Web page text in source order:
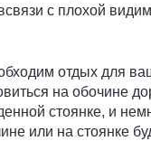
с плохой
отдых для
на обочине
стоянке, и
или на стоянке